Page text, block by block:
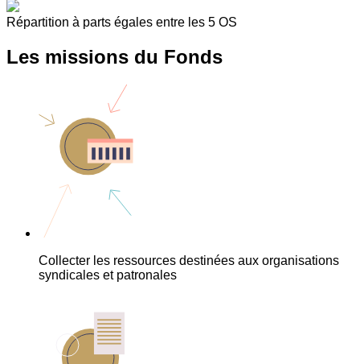
Répartition à parts égales entre les 5 OS
Les missions du Fonds
Collecter les ressources destinées aux organisations
syndicales et patronales